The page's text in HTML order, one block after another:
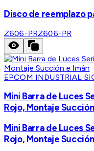
Disco de reemplazo
Z606-PRZ606-PR
EPCOM INDUSTRIAL
Mini Barra de Luces
Rojo, Montaje
Mini Barra de Luces
Rojo, Montaje